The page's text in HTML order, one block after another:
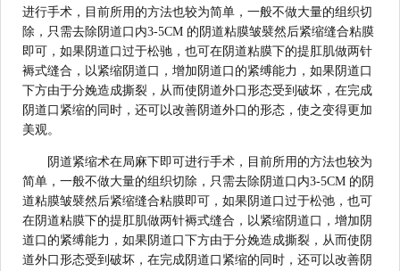
进行手术，目前所用的方法也较为简单，一般不做大量的组织切
除，只需去除阴道口内3-5CM 的阴道粘膜皱襞然后紧缩缝合粘膜
即可，如果阴道口过于松驰，也可在阴道粘膜下的提肛肌做两针
褥式缝合，以紧缩阴道口，增加阴道口的紧缚能力，如果阴道口
下方由于分娩造成撕裂，从而使阴道外口形态受到破坏，在完成
阴道口紧缩的同时，还可以改善阴道外口的形态，使之变得更加
美观。
阴道紧缩术在局麻下即可进行手术，目前所用的方法也较为
简单，一般不做大量的组织切除，只需去除阴道口内3-5CM 的阴
道粘膜皱襞然后紧缩缝合粘膜即可，如果阴道口过于松弛，也可
在阴道粘膜下的提肛肌做两针褥式缝合，以紧缩阴道口，增加阴
道口的紧缚能力，如果阴道口下方由于分娩造成撕裂，从而使阴
道外口形态受到破坏，在完成阴道口紧缩的同时，还可以改善阴